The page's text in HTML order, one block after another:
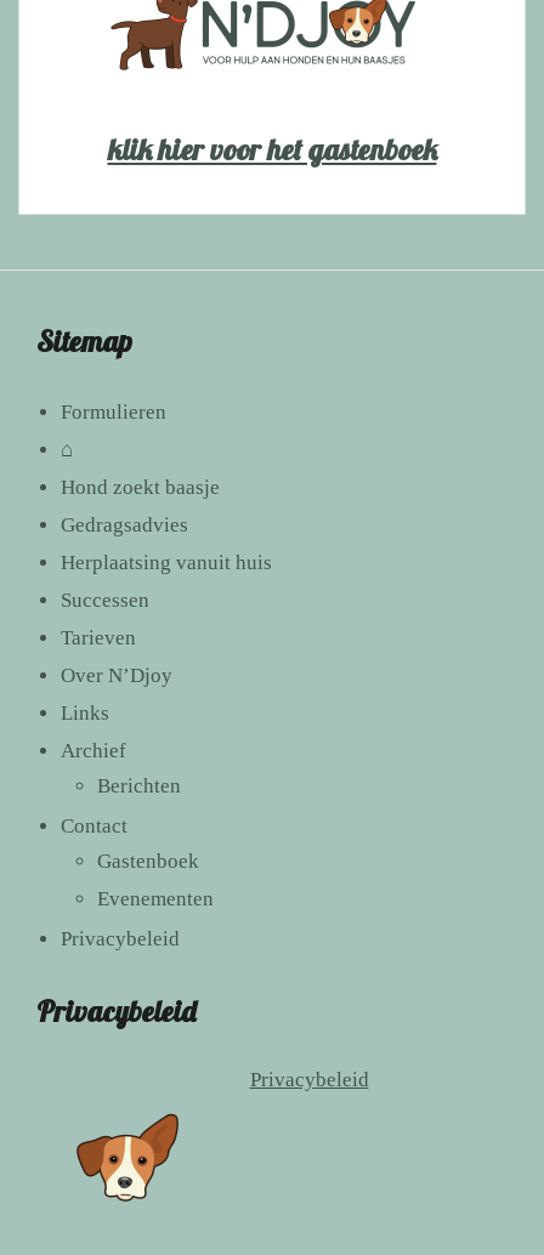
klik hier voor het gastenboek
Sitemap
Formulieren
⌂
Hond zoekt baasje
Gedragsadvies
Herplaatsing vanuit huis
Successen
Tarieven
Over N’Djoy
Links
Archief
Berichten
Contact
Gastenboek
Evenementen
Privacybeleid
Privacybeleid
Privacybeleid